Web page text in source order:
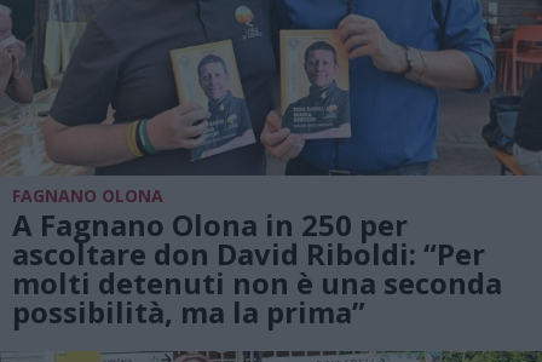
FAGNANO OLONA
A Fagnano Olona in 250 per
ascoltare don David Riboldi: “Per
molti detenuti non è una seconda
possibilità, ma la prima”